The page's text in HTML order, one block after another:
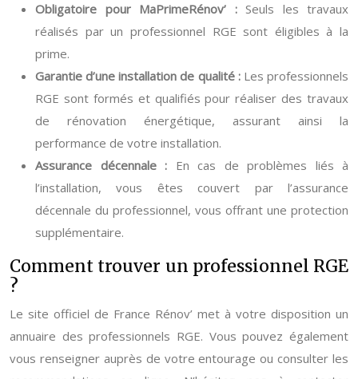
Obligatoire pour MaPrimeRénov’ : Seuls les travaux
réalisés par un professionnel RGE sont éligibles à la
prime.
Garantie d’une installation de qualité : Les professionnels
RGE sont formés et qualifiés pour réaliser des travaux
de rénovation énergétique, assurant ainsi la
performance de votre installation.
Assurance décennale : En cas de problèmes liés à
l’installation, vous êtes couvert par l’assurance
décennale du professionnel, vous offrant une protection
supplémentaire.
Comment trouver un professionnel RGE
?
Le site officiel de France Rénov’ met à votre disposition un
annuaire des professionnels RGE. Vous pouvez également
vous renseigner auprès de votre entourage ou consulter les